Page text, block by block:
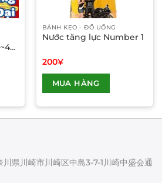
BÁNH KẸO - ĐỒ UỐNG
Nước tăng lực Number 1
200¥
MUA HÀNG
có
nhiều
Các
県川崎市川崎区中島3-7-1川崎中盛会通